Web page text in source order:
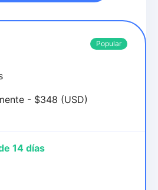
Popular
- $348 (USD)
14 días